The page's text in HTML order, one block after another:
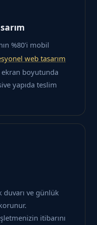
%80'i mobil
web tasarım
boyutunda
yapıda teslim
duvarı ve günlük
itibarını